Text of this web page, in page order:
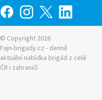
© Copyright 2026
Fajn-brigady.cz - denně
aktuální nabídka brigád z celé
ČR i zahraničí